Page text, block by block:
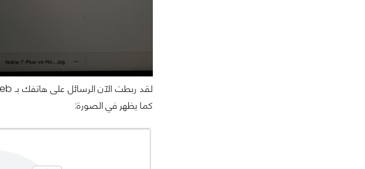
كما يظهر في الصورة: